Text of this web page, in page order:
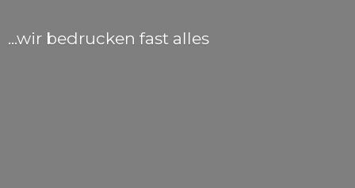
...wir bedrucken fast alles